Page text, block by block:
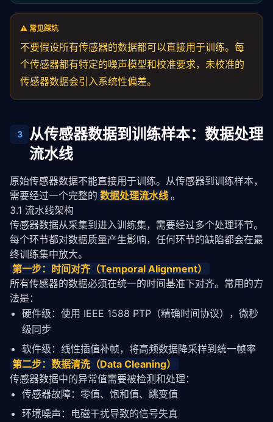
for i in range(0, len(imu_data), ratio):
        window = imu_data[i:i+ratio]
        aligned.append(np.mean(window, axis=
⚠️ 常见踩坑
不要假设所有传感器的数据都可以直接用于训练。每
个传感器都有特定的噪声模型和校准要求，未校准的
传感器数据会引入系统性偏差。
3
从传感器数据到训练样本：数据处理
流水线
原始传感器数据不能直接用于训练。从传感器到训练样本，
需要经过一个完整的 数据处理流水线 。
3.1 流水线架构
传感器数据从采集到进入训练集，需要经过多个处理环节。
每个环节都对数据质量产生影响，任何环节的缺陷都会在最
终训练集中放大。
第一步：时间对齐（Temporal Alignment）
所有传感器的数据必须在统一的时间基准下对齐。常用的方
法是：
硬件级：使用 IEEE 1588 PTP（精确时间协议），微秒
级同步
软件级：线性插值补帧，将高频数据降采样到统一帧率
第二步：数据清洗（Data Cleaning）
传感器数据中的异常值需要被检测和处理：
传感器故障：零值、饱和值、跳变值
环境噪声：电磁干扰导致的信号失真